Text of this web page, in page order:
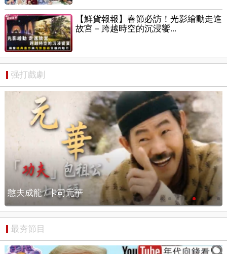
【鮮貨報報】春節必訪！光影繪動走進
故宮－跨越時空的沉浸饗...
强打戲劇
憨夫成龍 / 搶先看
最夯節目